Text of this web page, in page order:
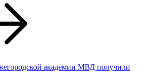
академии МВД получили